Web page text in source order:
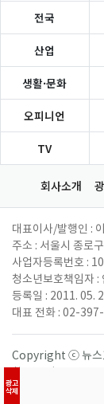
광고
삭제
전국
산업
생활·문화
오피니언
TV
회사소개
대표이사/발행인 :
주소 : 서울시 종로
사업자등록번호 :
청소년보호책임자 :
등록일 : 2011. 05.
대표 전화 : 02-
Copyright ⓒ 뉴스
활용 금지.